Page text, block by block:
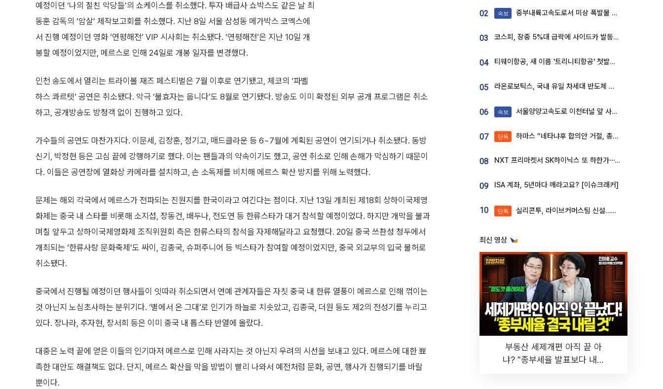
예정이던 ‘나의 절친 악당들’의 쇼케이스를 취소했다. 투자 배급사 쇼박스도 같은 날 최
동훈 감독의 ‘암살’ 제작보고회를 취소했다. 지난 8일 서울 삼성동 메가박스 코엑스에
서 진행 예정이던 영화 ‘연평해전’ VIP 시사회는 취소됐다. ‘연평해전’은 지난 10일 개
봉할 예정이었지만, 메르스로 인해 24일로 개봉 일자를 변경했다.
인천 송도에서 열리는 트라이볼 재즈 페스티벌은 7월 이후로 연기됐고, 체코의 ‘파벨
하스 콰르텟’ 공연은 취소됐다. 악극 ‘불효자는 웁니다’도 8월로 연기됐다. 방송도 이미 확정된 외부 공개 프로그램은 취소
하고, 공개방송도 방청객 없이 진행하고 있다.
가수들의 공연도 마찬가지다. 이문세, 김장훈, 정기고, 매드클라운 등 6~7월에 계획된 공연이 연기되거나 취소됐다. 동방
신기, 박정현 등은 고심 끝에 강행하기로 했다. 이는 팬들과의 약속이기도 했고, 공연 취소로 인해 손해가 막심하기 때문이
다. 이들은 공연장에 열화상 카메라를 설치하고, 손 소독제를 비치해 메르스 확산 방지를 위해 노력했다.
문제는 해외 각국에서 메르스가 전파되는 진원지를 한국이라고 여긴다는 점이다. 지난 13일 개최된 제18회 상하이국제영
화제는 중국 내 스타를 비롯해 소지섭, 장동건, 배두나, 전도연 등 한류스타가 대거 참석할 예정이었다. 하지만 개막을 불과
며칠 앞두고 상하이국제영화제 조직위원회 측은 한류스타의 참석을 자제해달라고 요청했다. 20일 중국 쓰촨성 청두에서
개최되는 ‘한류사랑 문화축제’도 싸이, 김종국, 슈퍼주니어 등 빅스타가 참여할 예정이었지만, 중국 외교부의 입국 불허로
취소됐다.
중국에서 진행될 예정이던 행사들이 잇따라 취소되면서 연예 관계자들은 자칫 중국 내 한류 열풍이 메르스로 인해 꺾이는
것 아닌지 노심초사하는 분위기다. ‘별에서 온 그대’로 인기가 하늘로 치솟았고, 김종국, 더원 등도 제2의 전성기를 누리고
있다. 장나라, 추자현, 장서희 등은 이미 중국 내 톱스타 반열에 올랐다.
대중은 노력 끝에 얻은 이들의 인기마저 메르스로 인해 사라지는 것 아닌지 우려의 시선을 보내고 있다. 메르스에 대한 뾰
족한 대안도 해결책도 없다. 단지, 메르스 확산을 막을 방법이 빨리 나와서 예전처럼 문화, 공연, 행사가 진행되기를 바랄
뿐이다.
02 속보 중부내륙고속도로서 미상 폭발물 발견
03 코스피, 장중 5%대 급락에 사이드카 발동…삼성·SK 동반 폭락
04 티웨이항공, 새 이름 '트리니티항공' 첫발…SSC 전략 본격화
05 라온로보틱스, 국내 유일 차세대 반도체 공정 로봇 개발 ‘고객사 테스트 진행’
06 속보 서울양양고속도로 이천터널 앞 사고 발생
07 단독 하마스 “네타냐후 합의안 거절, 총선 앞두고 시간 끌기”
08 NXT 프리마켓서 SK하이닉스 또 하한가⋯‘11주 거래’에 시초가 왜곡
09 ISA 계좌, 5년마다 깨라고요? [이슈크래커]
10 단독 실리콘투, 라이브커머스팀 신설…K뷰티 ‘글로벌 판매망’ 확대[K뷰티 라방戰]
최신 영상
부동산 세제개편 아직 끝 아
냐? "종부세율 발표보다 내릴